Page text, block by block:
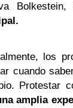
los
cuando
Protestar
amplia